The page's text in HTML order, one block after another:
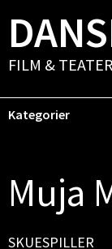
FILM & TEATER
Kategorier
Muja
SKUESPILLER